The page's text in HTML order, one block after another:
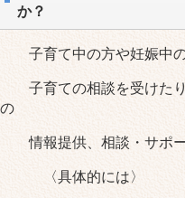
か？
子育て中の方や妊娠中の
子育ての相談を受けたり
の
情報提供、相談・サポー
〈具体的には〉